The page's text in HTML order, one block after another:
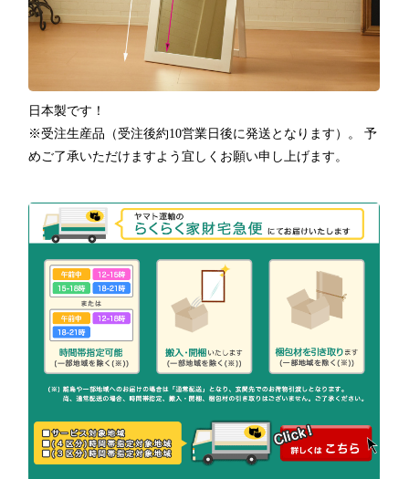
日本製です！
※受注生産品（受注後約10営業日後に発送となります）。 予
めご了承いただけますよう宜しくお願い申し上げます。